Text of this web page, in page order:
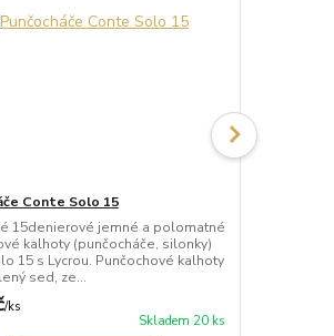
Conte Solo 15
15denierové jemné a polomatné
kalhoty (punčocháče, silonky)
15 s Lycrou. Punčochové kalhoty
sed, ze...
/ks
Skladem 20 ks